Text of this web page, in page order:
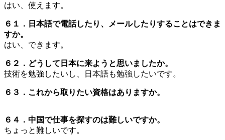
はい、使えます。
６１．日本語で電話したり、メールしたりすることはできま
すか。
はい、できます。
６２．どうして日本に来ようと思いましたか。
技術を勉強したいし、日本語も勉強したいです。
６３．これから取りたい資格はありますか。
６４．中国で仕事を探すのは難しいですか。
ちょっと難しいです。